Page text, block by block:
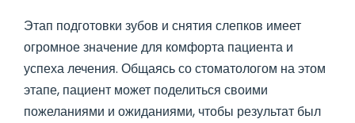
Этап подготовки зубов и снятия слепков имеет
огромное значение для комфорта пациента и
успеха лечения. Общаясь со стоматологом на этом
этапе, пациент может поделиться своими
пожеланиями и ожиданиями, чтобы результат был